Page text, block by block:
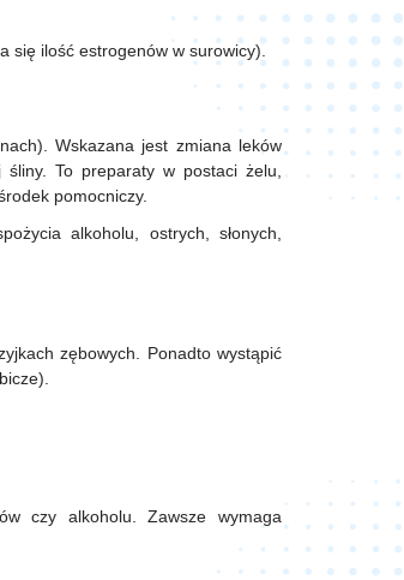
się ilość estrogenów w surowicy).
Wskazana jest zmiana leków
śliny. To preparaty w postaci żelu,
pomocniczy.
alkoholu, ostrych, słonych,
zębowych. Ponadto wystąpić
czy alkoholu. Zawsze wymaga